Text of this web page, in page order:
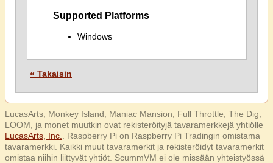
Supported Platforms
Windows
« Takaisin
LucasArts, Monkey Island, Maniac Mansion, Full Throttle, The Dig,
LOOM, ja monet muutkin ovat rekisteröityjä tavaramerkkejä yhtiölle
LucasArts, Inc.
. Raspberry Pi on Raspberry Pi Tradingin omistama
tavaramerkki. Kaikki muut tavaramerkit ja rekisteröidyt tavaramerkit
omistaa niihin liittyvät yhtiöt. ScummVM ei ole missään yhteistyössä